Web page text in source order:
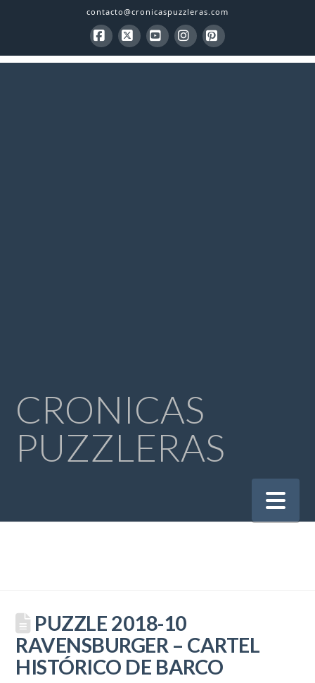
contacto@cronicaspuzzleras.com
Facebook
X YouTubeInstagram
Pinterest
CRONICAS
PUZZLERAS
PUZZLE 2018-10
RAVENSBURGER – CARTEL
HISTÓRICO DE BARCO